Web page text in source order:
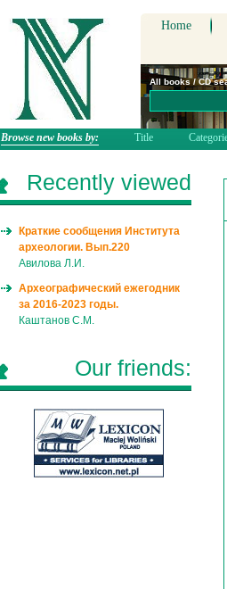
Home
All books / CD
Browse new books by: Title
Recently viewed
Краткие сообщения Института
археологии. Вып.220
Авилова Л.И.
Археографический ежегодник
за 2016-2023 годы.
Каштанов С.М.
Our friends: